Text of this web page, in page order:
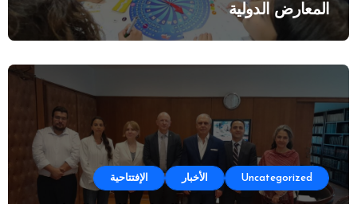
المعارض الدولية
Uncategorized الأخبار الإفتتاحية